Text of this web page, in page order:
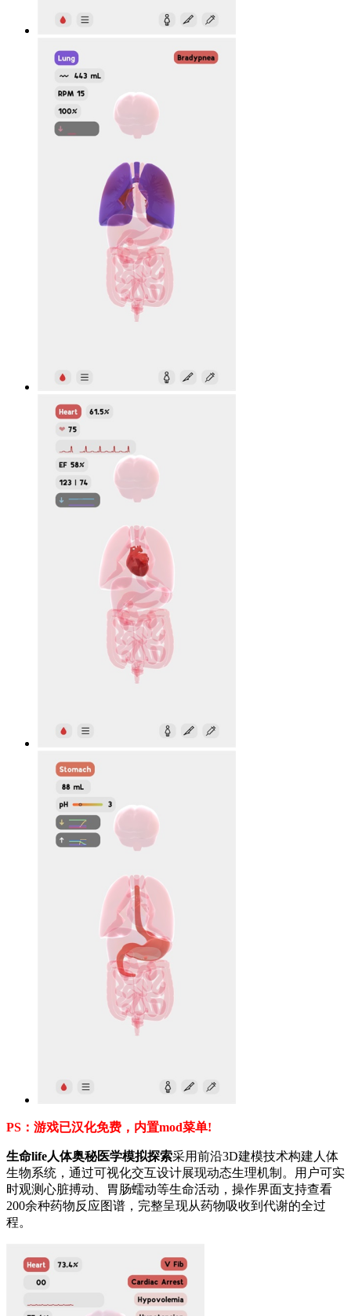
PS：游戏已汉化免费，内置mod菜单!
生命life人体奥秘医学模拟探索采用前沿3D建模技术构建人体
生物系统，通过可视化交互设计展现动态生理机制。用户可实
时观测心脏搏动、胃肠蠕动等生命活动，操作界面支持查看
200余种药物反应图谱，完整呈现从药物吸收到代谢的全过
程。